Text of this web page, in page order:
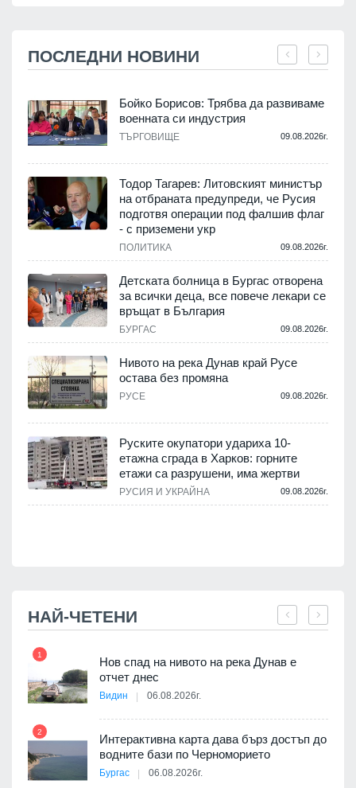
ПОСЛЕДНИ НОВИНИ
Бойко Борисов: Трябва да развиваме
военната си индустрия
ТЪРГОВИЩЕ 09.08.2026г.
Тодор Тагарев: Литовският министър
на отбраната предупреди, че Русия
подготвя операции под фалшив флаг
- с приземени укр
ПОЛИТИКА 09.08.2026г.
Детската болница в Бургас отворена
за всички деца, все повече лекари се
връщат в България
БУРГАС 09.08.2026г.
Нивото на река Дунав край Русе
остава без промяна
РУСЕ 09.08.2026г.
Руските окупатори удариха 10-
етажна сграда в Харков: горните
етажи са разрушени, има жертви
РУСИЯ И УКРАЙНА 09.08.2026г.
НАЙ-ЧЕТЕНИ
1
Нов спад на нивото на река Дунав е
отчет днес
Видин 06.08.2026г.
2
Интерактивна карта дава бърз достъп до
водните бази по Черноморието
Бургас 06.08.2026г.